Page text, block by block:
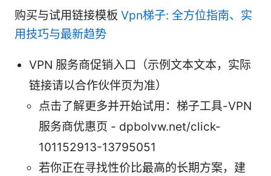
购买与试用链接模板 Vpn梯子: 全方位指南、实
用技巧与最新趋势
VPN 服务商促销入口（示例文本文本，实际
链接请以合作伙伴页为准）
点击了解更多并开始试用：梯子工具-VPN
服务商优惠页 - dpbolvw.net/click-
101152913-13795051
若你正在寻找性价比最高的长期方案，建